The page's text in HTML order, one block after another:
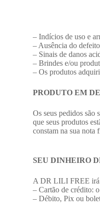
– Indícios de uso e
– Ausência do
– Sinais de danos
– Brindes e/ou
– Os produtos
PRODUTO EM
Os seus pedidos são
que seus produtos
constam na sua nota
SEU DINHEIRO
A DR LILI FREE irá
– Cartão de crédito:
– Débito, Pix ou